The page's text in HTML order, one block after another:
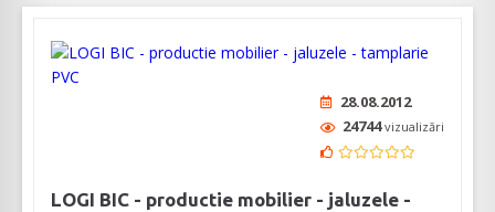
28.08.2012
24744vizualizări
LOGI BIC - productie mobilier - jaluzele -